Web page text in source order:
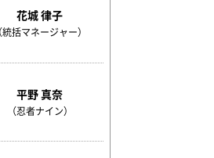
花城 律子
（統括マネージャー）
平野 真奈
（忍者ナイン）